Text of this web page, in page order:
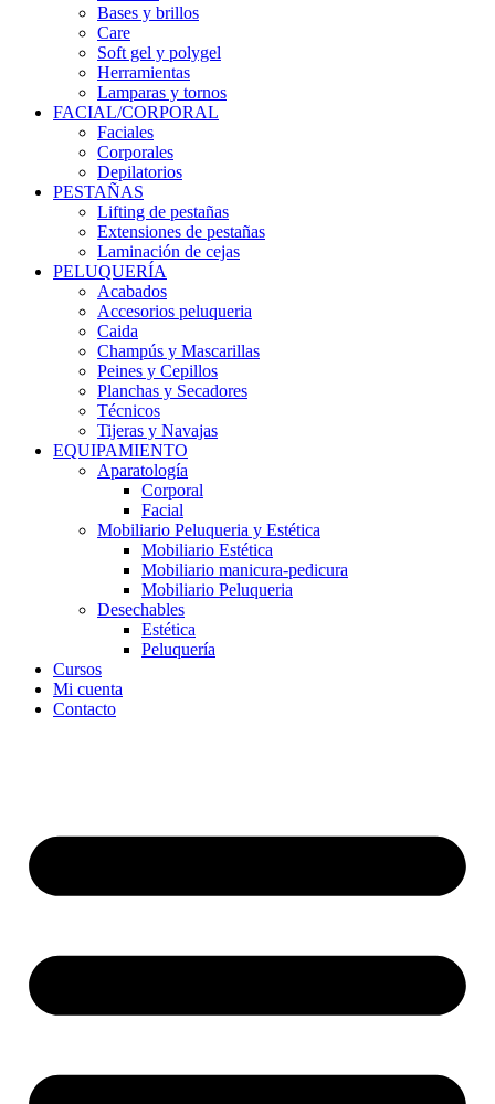
Bases y brillos
Care
Soft gel y polygel
Herramientas
Lamparas y tornos
FACIAL/CORPORAL
Faciales
Corporales
Depilatorios
PESTAÑAS
Lifting de pestañas
Extensiones de pestañas
Laminación de cejas
PELUQUERÍA
Acabados
Accesorios peluqueria
Caida
Champús y Mascarillas
Peines y Cepillos
Planchas y Secadores
Técnicos
Tijeras y Navajas
EQUIPAMIENTO
Aparatología
Corporal
Facial
Mobiliario Peluqueria y Estética
Mobiliario Estética
Mobiliario manicura-pedicura
Mobiliario Peluqueria
Desechables
Estética
Peluquería
Cursos
Mi cuenta
Contacto